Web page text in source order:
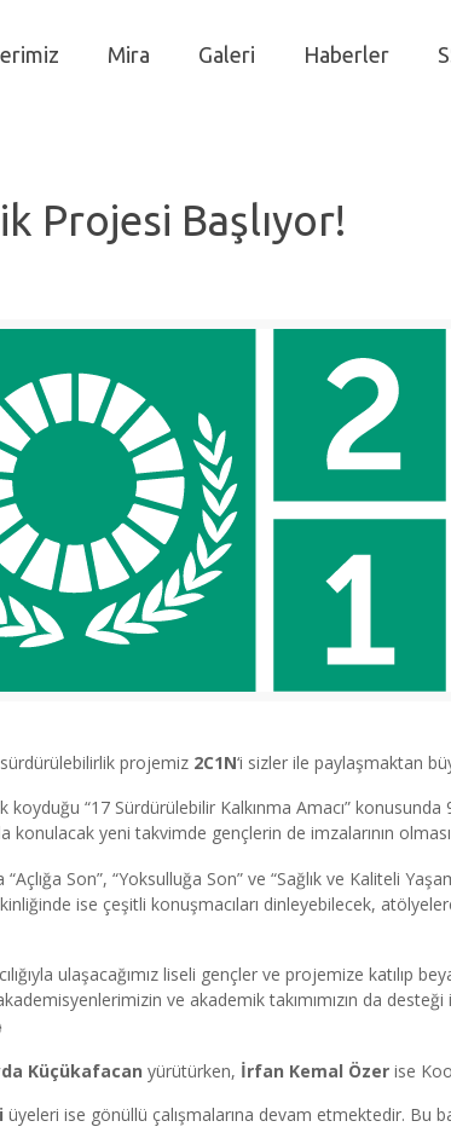
Mira Galeri Haberler
Projesi Başlıyor!
projemiz 2C1N‘i sizler ile paylaşmaktan
“17 Sürdürülebilir Kalkınma Amacı”
yeni takvimde gençlerin de imzalarının
Son”, “Yoksulluğa Son” ve “Sağlık ve Kaliteli
ise çeşitli konuşmacıları dinleyebilecek,
ulaşacağımız liseli gençler ve projemize katılıp
ve akademik takımımızın da
Küçükafacan yürütürken, İrfan Kemal Özer ise
üyeleri ise gönüllü çalışmalarına devam etmektedir. Bu